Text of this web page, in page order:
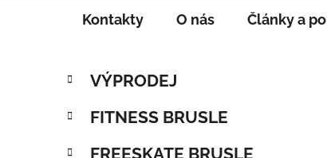
Kontakty O nás Články a
Postranní panel
Přeskočit kategorie
Kategorie
VÝPRODEJ
FITNESS BRUSLE
FREESKATE BRUSLE